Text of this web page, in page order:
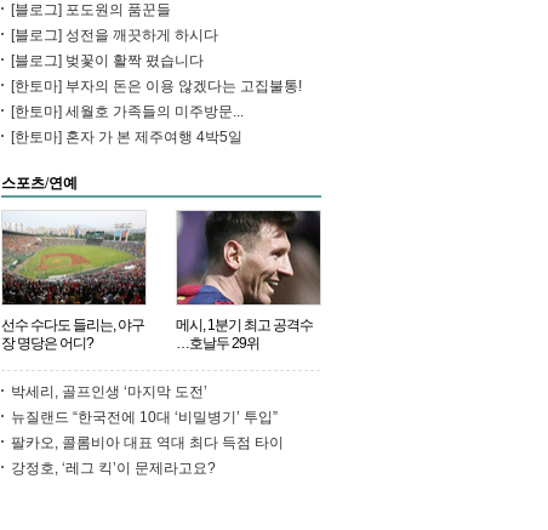
의 ‘저질 정치인’ 면모만 부각시키며
사태를 더욱 악화시키고 있을 뿐이
다.http://t.co/XxOwP51oyK
idoritwo RT@parkjj35: [한겨레] “할
머니들도 ‘기껏 1번 찍어줬더니 아그
들 밥값 가지고…’ 성
토”http://t.co/ukHxPKTNnm[오마이]
난 펼침막http://t.co/xn…
[블로그] 포도원의 품꾼들
[블로그] 성전을 깨끗하게 하시다
[블로그] 벚꽃이 활짝 폈습니다
[한토마] 부자의 돈은 이용 않겠다는 고집불통!
[한토마] 세월호 가족들의 미주방문...
[한토마] 혼자 가 본 제주여행 4박5일
스포츠/연예
선수 수다도 들리는, 야구
장 명당은 어디?
메시, 1분기 최고 공격수
…호날두 29위
박세리, 골프인생 ‘마지막 도전’
뉴질랜드 “한국전에 10대 ‘비밀병기’ 투입”
팔카오, 콜롬비아 대표 역대 최다 득점 타이
강정호, ‘레그 킥’이 문제라고요?